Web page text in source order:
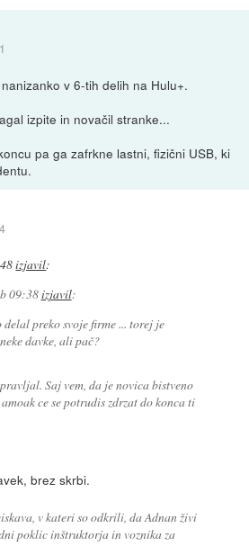
v 6-tih delih na Hulu+.
izpite in novačil stranke...
pa ga zafrkne lastni, fizični USB, ki
izjavil:
09:38izjavil:
delal preko svoje firme ... torej je
davke, ali pač?
Saj vem, da je novica bistveno
ce se potrudis zdrzat do konca ti
brez skrbi.
v kateri so odkrili, da Adnan živi
poklic inštruktorja in voznika za